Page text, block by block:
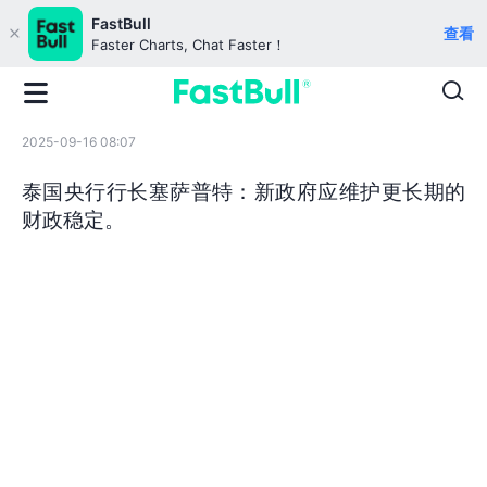
FastBull
Faster Charts, Chat Faster！
查看
2025-09-16 08:07
泰国央行行长塞萨普特：新政府应维护更长期的
财政稳定。